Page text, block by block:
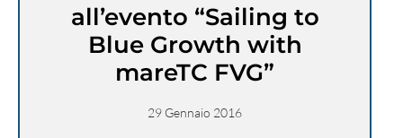
all’evento “Sailing to
Blue Growth with
mareTC FVG”
29 Gennaio 2016